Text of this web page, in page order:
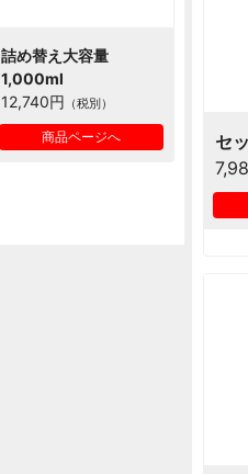
詰め替え大容量
1,000ml
12,740円 （税別）
商品ページへ
セ